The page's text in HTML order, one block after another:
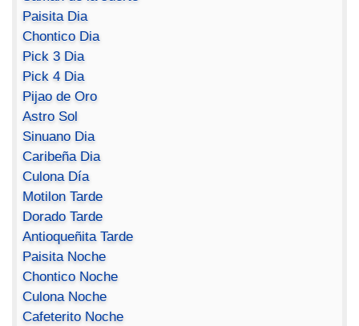
Paisita Dia
Chontico Dia
Pick 3 Dia
Pick 4 Dia
Pijao de Oro
Astro Sol
Sinuano Dia
Caribeña Dia
Culona Día
Motilon Tarde
Dorado Tarde
Antioqueñita Tarde
Paisita Noche
Chontico Noche
Culona Noche
Cafeterito Noche